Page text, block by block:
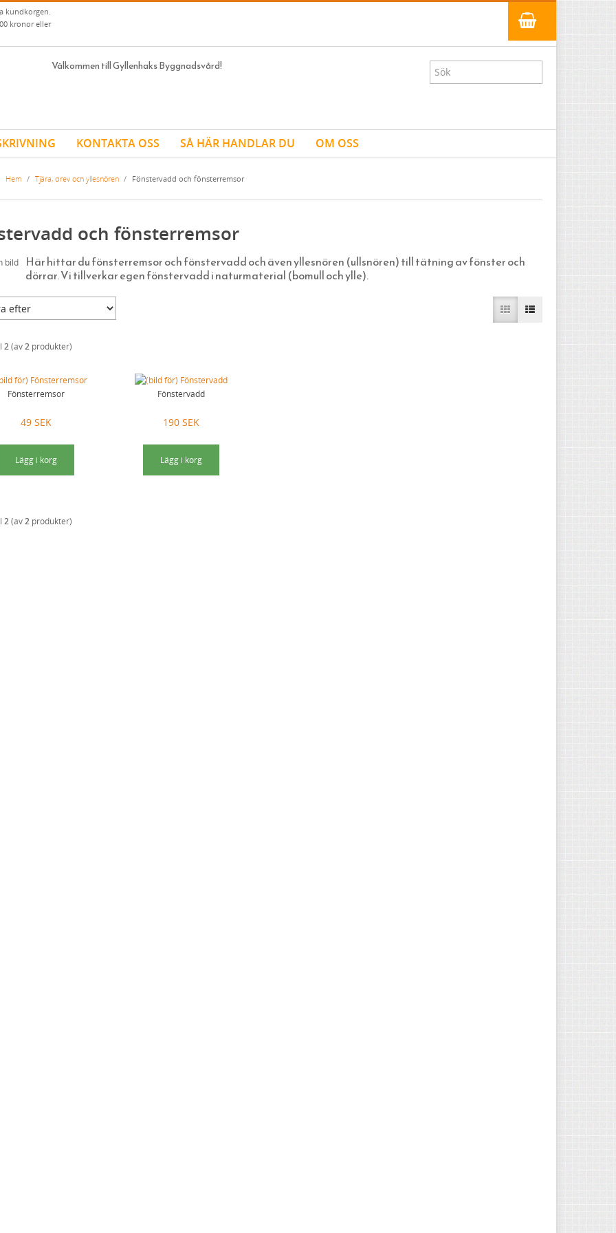
kundkorgen.
kronor eller
Välkommen till Gyllenhaks Byggnadsvård!
KONTAKTA OSS SÅ HÄR HANDLAR DU OM OSS
Hem / Tjära, drev och yllesnören / Fönstervadd och fönsterremsor
och fönsterremsor
Här hittar du fönsterremsor och fönstervadd och även yllesnören (ullsnören) till tätning av fönster och
dörrar. Vi tillverkar egen fönstervadd i naturmaterial (bomull och ylle).
2(av2produkter)
Fönsterremsor
49 SEK
Lägg i korg
Fönstervadd
190 SEK
Lägg i korg
2(av2produkter)